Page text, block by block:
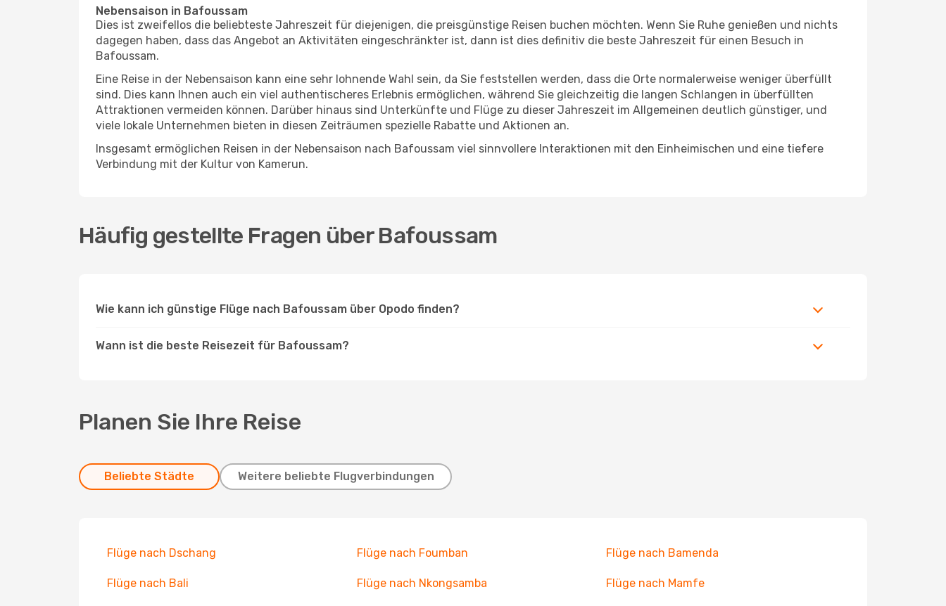
Nebensaison in Bafoussam
Dies ist zweifellos die beliebteste Jahreszeit für diejenigen, die preisgünstige Reisen buchen möchten. Wenn Sie Ruhe genießen und nichts
dagegen haben, dass das Angebot an Aktivitäten eingeschränkter ist, dann ist dies definitiv die beste Jahreszeit für einen Besuch in
Bafoussam.
Eine Reise in der Nebensaison kann eine sehr lohnende Wahl sein, da Sie feststellen werden, dass die Orte normalerweise weniger überfüllt
sind. Dies kann Ihnen auch ein viel authentischeres Erlebnis ermöglichen, während Sie gleichzeitig die langen Schlangen in überfüllten
Attraktionen vermeiden können. Darüber hinaus sind Unterkünfte und Flüge zu dieser Jahreszeit im Allgemeinen deutlich günstiger, und
viele lokale Unternehmen bieten in diesen Zeiträumen spezielle Rabatte und Aktionen an.
Insgesamt ermöglichen Reisen in der Nebensaison nach Bafoussam viel sinnvollere Interaktionen mit den Einheimischen und eine tiefere
Verbindung mit der Kultur von Kamerun.
Häufig gestellte Fragen über Bafoussam
Wie kann ich günstige Flüge nach Bafoussam über Opodo finden?
Wann ist die beste Reisezeit für Bafoussam?
Planen Sie Ihre Reise
Beliebte Städte Weitere beliebte Flugverbindungen
Flüge nach Dschang Flüge nach Foumban Flüge nach Bamenda
Flüge nach Bali Flüge nach Nkongsamba Flüge nach Mamfe